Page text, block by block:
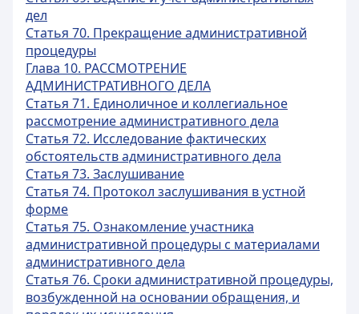
дел
Статья 70. Прекращение административной
процедуры
Глава 10. РАССМОТРЕНИЕ
АДМИНИСТРАТИВНОГО ДЕЛА
Статья 71. Единоличное и коллегиальное
рассмотрение административного дела
Статья 72. Исследование фактических
обстоятельств административного дела
Статья 73. Заслушивание
Статья 74. Протокол заслушивания в устной
форме
Статья 75. Ознакомление участника
административной процедуры с материалами
административного дела
Статья 76. Сроки административной процедуры,
возбужденной на основании обращения, и